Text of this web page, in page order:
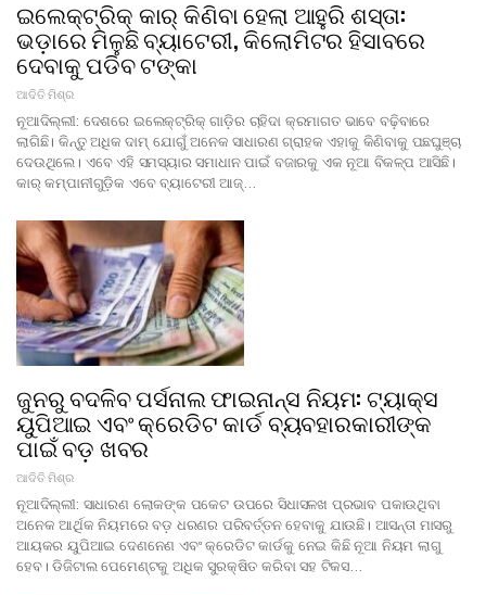
ଇଲେକ୍ଟ୍ରିକ୍ କାର୍ କିଣିବା ହେଲା ଆହୁରି ଶସ୍ତା:
ଭଡ଼ାରେ ମିଳୁଛି ବ୍ୟାଟେରୀ, କିଲୋମିଟର ହିସାବରେ
ଦେବାକୁ ପଡିବ ଟଙ୍କା
ଆଦିତି ମିଶ୍ର
ନୂଆଦିଲ୍ଲୀ: ଦେଶରେ ଇଲେକ୍ଟ୍ରିକ୍ ଗାଡ଼ିର ଚାହିଦା କ୍ରମାଗତ ଭାବେ ବଢ଼ିବାରେ
ଲାଗିଛି। କିନ୍ତୁ ଅଧିକ ଦାମ୍ ଯୋଗୁଁ ଅନେକ ସାଧାରଣ ଗ୍ରାହକ ଏହାକୁ କିଣିବାକୁ ପଛଘୁଞ୍ଚା
ଦେଉଥିଲେ। ଏବେ ଏହି ସମସ୍ୟାର ସମାଧାନ ପାଇଁ ବଜାରକୁ ଏକ ନୂଆ ବିକଳ୍ପ ଆସିଛି।
କାର୍ କମ୍ପାନୀଗୁଡ଼ିକ ଏବେ ବ୍ୟାଟେରୀ ଆଜ୍…
ଜୁନରୁ ବଦଳିବ ପର୍ସନାଲ ଫାଇନାନ୍ସ ନିୟମ: ଟ୍ୟାକ୍ସ
ୟୁପିଆଇ ଏବଂ କ୍ରେଡିଟ କାର୍ଡ ବ୍ୟବହାରକାରୀଙ୍କ
ପାଇଁ ବଡ଼ ଖବର
ଆଦିତି ମିଶ୍ର
ନୂଆଦିଲ୍ଲୀ: ସାଧାରଣ ଲୋକଙ୍କ ପକେଟ ଉପରେ ସିଧାସଳଖ ପ୍ରଭାବ ପକାଉଥିବା
ଅନେକ ଆର୍ଥିକ ନିୟମରେ ବଡ଼ ଧରଣର ପରିବର୍ତ୍ତନ ହେବାକୁ ଯାଉଛି। ଆସନ୍ତା ମାସରୁ
ଆୟକର ୟୁପିଆଇ ଦେଣନେଣ ଏବଂ କ୍ରେଡିଟ କାର୍ଡକୁ ନେଇ କିଛି ନୂଆ ନିୟମ ଲାଗୁ
ହେବ। ଡିଜିଟାଲ ପେମେଣ୍ଟକୁ ଅଧିକ ସୁରକ୍ଷିତ କରିବା ସହ ଟିକସ…